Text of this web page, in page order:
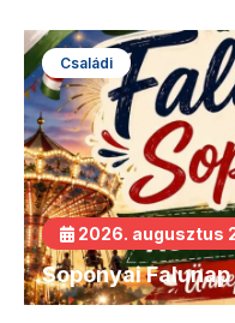
Családi
2026. augusztus
Soponyai